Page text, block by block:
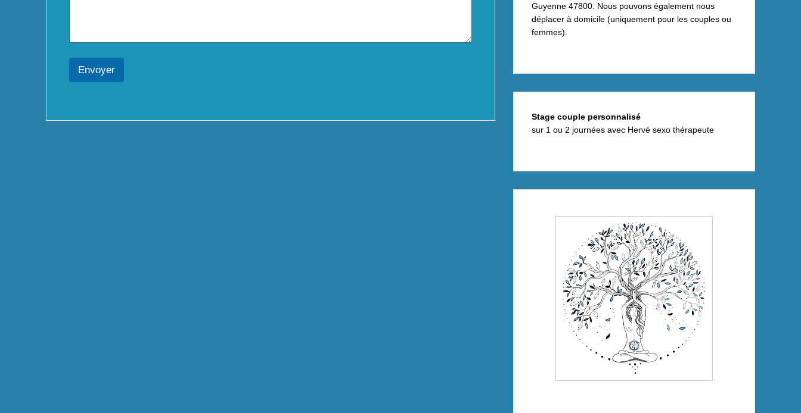
Envoyer
Guyenne 47800. Nous pouvons également nous
déplacer à domicile (uniquement pour les couples ou
femmes).
Stage couple personnalisé
sur 1 ou 2 journées avec Hervé sexo thérapeute